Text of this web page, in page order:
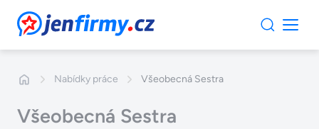
JenFirmy.cz
Nabídky práce Všeobecná Sestra
Všeobecná Sestra